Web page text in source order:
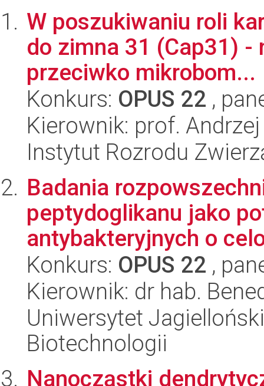
W poszukiwaniu roli
do zimna 31 (Cap31) -
przeciwko mikrobom...
Konkurs: OPUS 22 ,
Kierownik: prof.
Instytut Rozrodu
Badania
peptydoglikanu jako
antybakteryjnych o
Konkurs: OPUS 22 ,
Kierownik: dr hab.
Uniwersytet
Biotechnologii
Nanocząstki